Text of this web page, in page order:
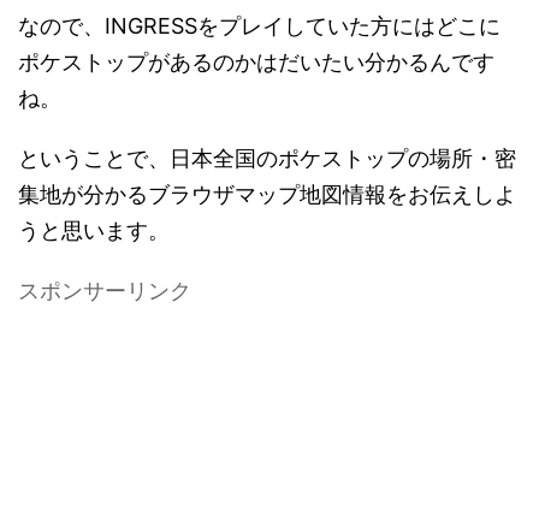
なので、INGRESSをプレイしていた方にはどこに
ポケストップがあるのかはだいたい分かるんです
ね。
ということで、日本全国のポケストップの場所・密
集地が分かるブラウザマップ地図情報をお伝えしよ
うと思います。
スポンサーリンク